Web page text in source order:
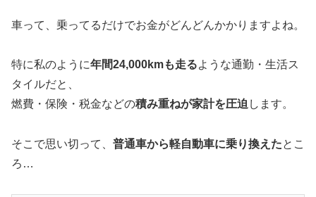
車って、乗ってるだけでお金がどんどんかかりますよね。
特に私のように年間24,000kmも走るような通勤・生活ス
タイルだと、
燃費・保険・税金などの積み重ねが家計を圧迫します。
そこで思い切って、 普通車から軽自動車に乗り換えたとこ
ろ…